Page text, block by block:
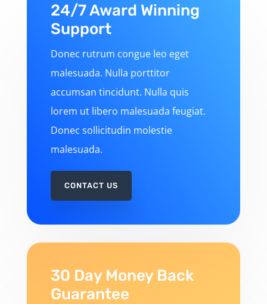
24/7 Award Winning
Support
Donec rutrum congue leo eget
malesuada. Nulla porttitor
accumsan tincidunt. Nulla quis
lorem ut libero malesuada feugiat.
Donec sollicitudin molestie
malesuada.
CONTACT US
30 Day Money Back
Guarantee